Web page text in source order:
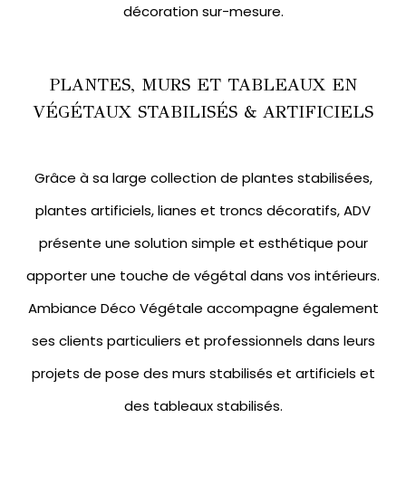
décoration sur-mesure.
PLANTES, MURS ET TABLEAUX EN
VÉGÉTAUX STABILISÉS & ARTIFICIELS
Grâce à sa large collection de plantes stabilisées,
plantes artificiels,lianes et troncs décoratifs, ADV
présente une solution simple et esthétique pour
apporter une touche de végétal dans vos intérieurs.
Ambiance Déco Végétale accompagne également
ses clients particuliers et professionnels dans leurs
projets de pose des murs stabilisés et artificiels et
des tableaux stabilisés.